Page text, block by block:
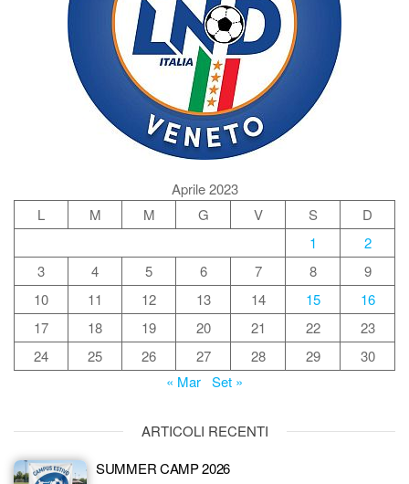
Aprile 2023
L
M M G V S
D
1
2
3
4 5 6 7 8
9
10
11 12 13 14 15
16
17
18 19 20 21 22
23
24
25 26 27 28 29
30
« Mar Set »
ARTICOLI RECENTI
SUMMER CAMP 2026